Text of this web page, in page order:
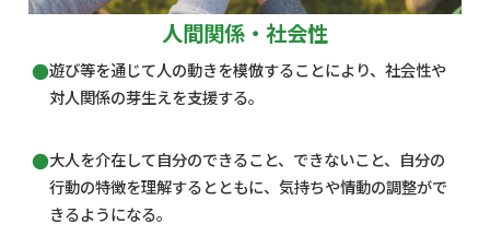
人間関係・社会性
遊び等を通じて人の動きを模倣することにより、社会性や
対人関係の芽生えを支援する。
大人を介在して自分のできること、できないこと、自分の
行動の特徴を理解するとともに、気持ちや情動の調整がで
きるようになる。